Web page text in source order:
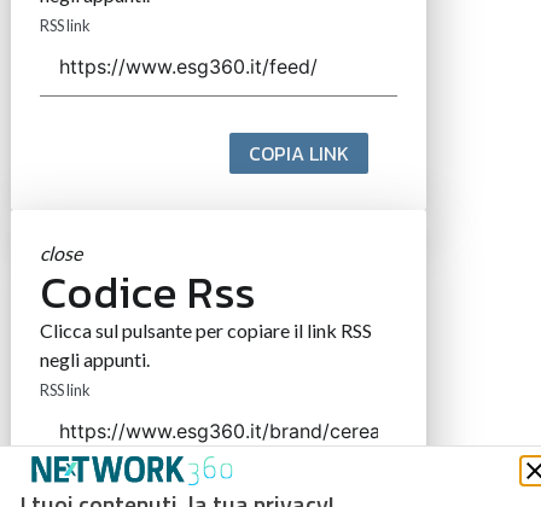
RSS link
COPIA LINK
close
Codice Rss
Clicca sul pulsante per copiare il link RSS
negli appunti.
RSS link